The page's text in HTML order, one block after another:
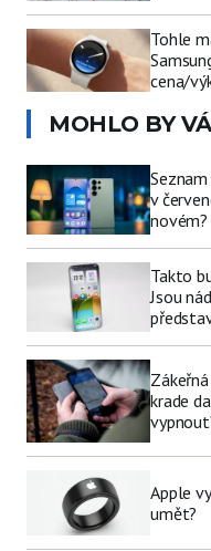
Tohle
cena/
MOHLO BY
v
novém?
Takto
Jsou
krade
Apple
umět?